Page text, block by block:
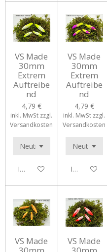
VS Made
30mm
Extrem
Auftreibe
nd
4,79 €
inkl. MwSt zzgl.
Versandkosten
In den Warenkorb
VS Made
30mm
Extrem
Auftreibe
nd
4,79 €
inkl. MwSt zzgl.
Versandkosten
In den
VS Made
VS Made